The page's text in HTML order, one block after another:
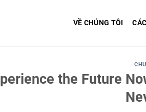
VỀ CHÚNG TÔI
the Future